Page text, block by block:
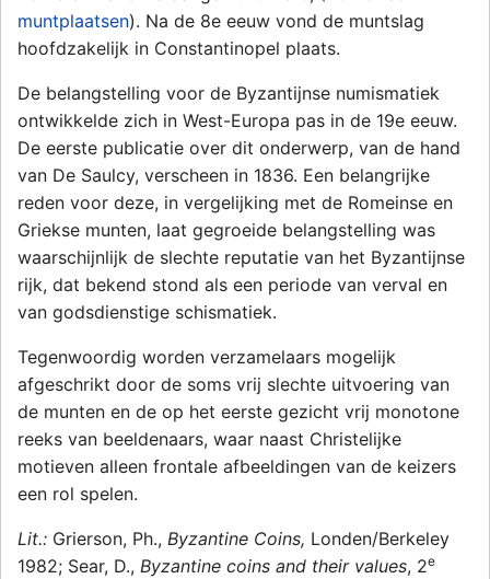
muntplaatsen). Na de 8e eeuw vond de muntslag
hoofdzakelijk in Constantinopel plaats.
De belangstelling voor de Byzantijnse numismatiek
ontwikkelde zich in West-Europa pas in de 19e eeuw.
De eerste publicatie over dit onderwerp, van de hand
van De Saulcy, verscheen in 1836. Een belangrijke
reden voor deze, in vergelijking met de Romeinse en
Griekse munten, laat gegroeide belangstelling was
waarschijnlijk de slechte reputatie van het Byzantijnse
rijk, dat bekend stond als een periode van verval en
van godsdienstige schismatiek.
Tegenwoordig worden verzamelaars mogelijk
afgeschrikt door de soms vrij slechte uitvoering van
de munten en de op het eerste gezicht vrij monotone
reeks van beeldenaars, waar naast Christelijke
motieven alleen frontale afbeeldingen van de keizers
een rol spelen.
Lit.: Grierson, Ph., Byzantine Coins, Londen/Berkeley
1982; Sear, D., Byzantine coins and their values, 2e